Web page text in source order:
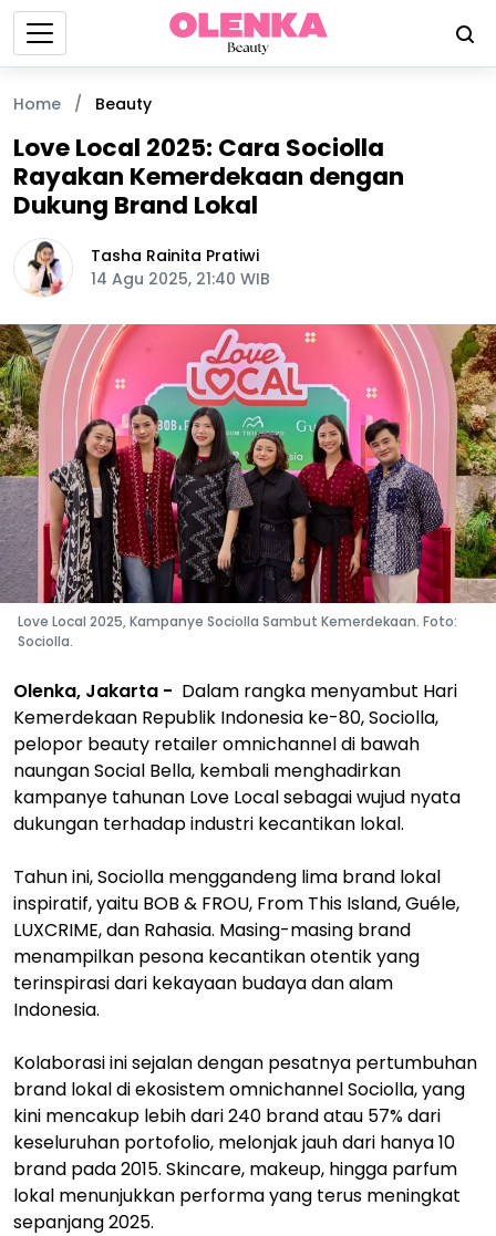
Home / Beauty
Love Local 2025: Cara Sociolla
Rayakan Kemerdekaan dengan
Dukung Brand Lokal
Tasha Rainita Pratiwi
14 Agu 2025, 21:40 WIB
Love Local 2025, Kampanye Sociolla Sambut Kemerdekaan. Foto:
Sociolla.
Olenka, Jakarta - Dalam rangka menyambut Hari
Kemerdekaan Republik Indonesia ke-80, Sociolla,
pelopor beauty retailer omnichannel di bawah
naungan Social Bella, kembali menghadirkan
kampanye tahunan Love Local sebagai wujud nyata
dukungan terhadap industri kecantikan lokal.
Tahun ini, Sociolla menggandeng lima brand lokal
inspiratif, yaitu BOB & FROU, From This Island, Guéle,
LUXCRIME, dan Rahasia. Masing-masing brand
menampilkan pesona kecantikan otentik yang
terinspirasi dari kekayaan budaya dan alam
Indonesia.
Kolaborasi ini sejalan dengan pesatnya pertumbuhan
brand lokal di ekosistem omnichannel Sociolla, yang
kini mencakup lebih dari 240 brand atau 57% dari
keseluruhan portofolio, melonjak jauh dari hanya 10
brand pada 2015. Skincare, makeup, hingga parfum
lokal menunjukkan performa yang terus meningkat
sepanjang 2025.